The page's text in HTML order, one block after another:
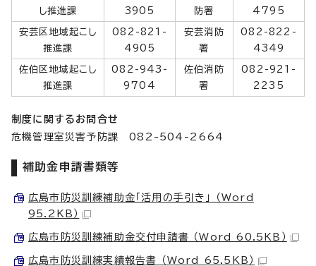
し推進課
3905
防署
4795
安芸区地域起こし
推進課
082-821-
4905
安芸消防
署
082-822-
4349
佐伯区地域起こし
推進課
082-943-
9704
佐伯消防
署
082-921-
2235
制度に関するお問合せ
危機管理室災害予防課 082-504-2664
補助金申請書類等
広島市防災訓練補助金「活用の手引き」 （Word
95.2KB）
広島市防災訓練補助金交付申請書 （Word 60.5KB）
広島市防災訓練実績報告書 （Word 65.5KB）